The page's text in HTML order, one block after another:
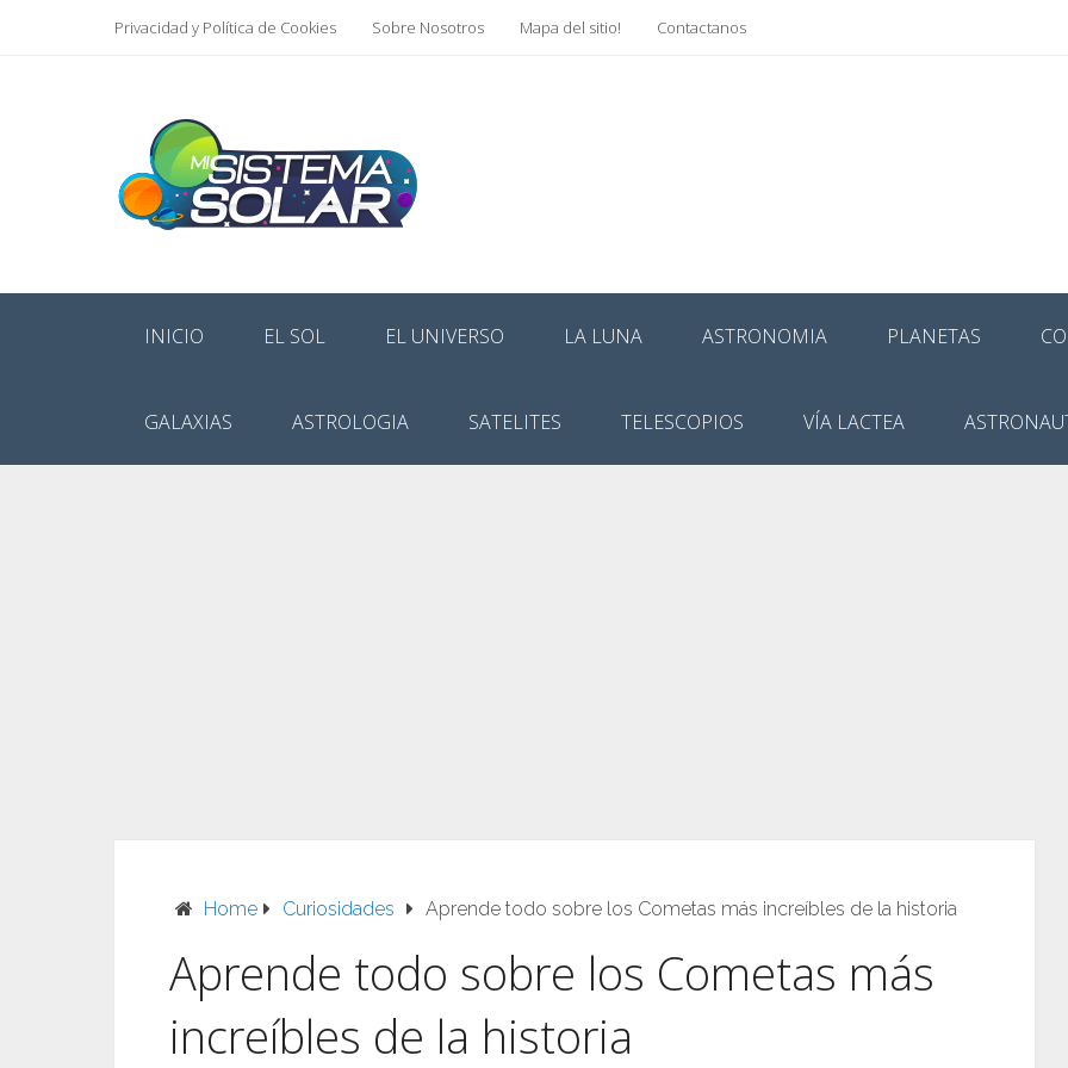
Privacidad y Política de Cookies Sobre Nosotros Mapa del sitio! Contactanos
INICIO EL SOL EL UNIVERSO LA LUNA ASTRONOMIA PLANETAS
GALAXIAS ASTROLOGIA SATELITES TELESCOPIOS VÍA LACTEA
Home Curiosidades Aprende todo sobre los Cometas más increíbles de la historia
Aprende todo sobre los Cometas más
increíbles de la historia